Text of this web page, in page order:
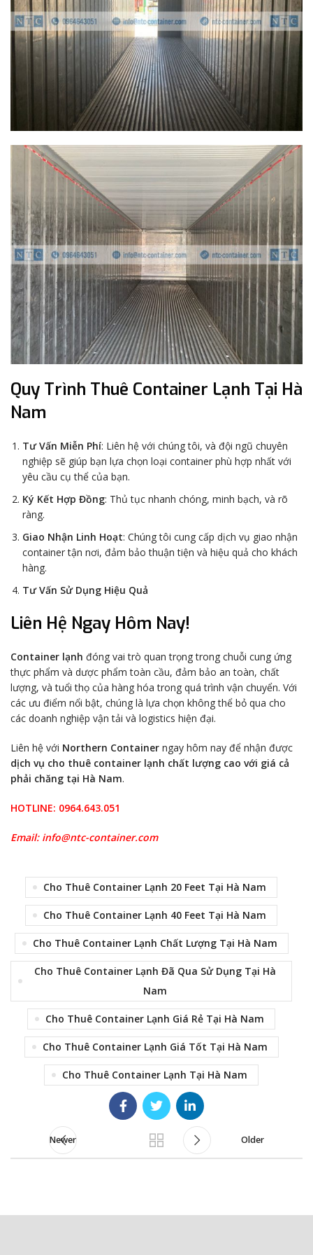
Quy Trình Thuê Container Lạnh Tại Hà
Nam
Tư Vấn Miễn Phí: Liên hệ với chúng tôi, và đội ngũ chuyên
nghiệp sẽ giúp bạn lựa chọn loại container phù hợp nhất với
yêu cầu cụ thể của bạn.
Ký Kết Hợp Đồng: Thủ tục nhanh chóng, minh bạch, và rõ
ràng.
Giao Nhận Linh Hoạt: Chúng tôi cung cấp dịch vụ giao nhận
container tận nơi, đảm bảo thuận tiện và hiệu quả cho khách
hàng.
Tư Vấn Sử Dụng Hiệu Quả
Liên Hệ Ngay Hôm Nay!
Container lạnh đóng vai trò quan trọng trong chuỗi cung ứng
thực phẩm và dược phẩm toàn cầu, đảm bảo an toàn, chất
lượng, và tuổi thọ của hàng hóa trong quá trình vận chuyển. Với
các ưu điểm nổi bật, chúng là lựa chọn không thể bỏ qua cho
các doanh nghiệp vận tải và logistics hiện đại.
Liên hệ với Northern Container ngay hôm nay để nhận được
dịch vụ cho thuê container lạnh chất lượng cao với giá cả
phải chăng tại Hà Nam.
HOTLINE: 0964.643.051
Email: info@ntc-container.com
Cho Thuê Container Lạnh 20 Feet Tại Hà Nam
Cho Thuê Container Lạnh 40 Feet Tại Hà Nam
Cho Thuê Container Lạnh Chất Lượng Tại Hà Nam
Cho Thuê Container Lạnh Đã Qua Sử Dụng Tại Hà
Nam
Cho Thuê Container Lạnh Giá Rẻ Tại Hà Nam
Cho Thuê Container Lạnh Giá Tốt Tại Hà Nam
Cho Thuê Container Lạnh Tại Hà Nam
Newer Older